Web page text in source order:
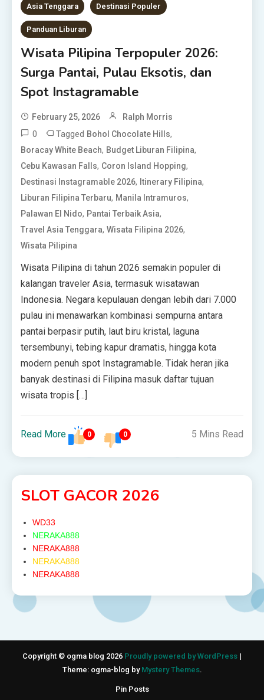
Asia Tenggara Destinasi Populer
Panduan Liburan
Wisata Pilipina Terpopuler 2026:
Surga Pantai, Pulau Eksotis, dan
Spot Instagramable
February 25, 2026 Ralph Morris
0 Tagged Bohol Chocolate Hills,
Boracay White Beach, Budget Liburan Filipina,
Cebu Kawasan Falls, Coron Island Hopping,
Destinasi Instagramable 2026, Itinerary Filipina,
Liburan Filipina Terbaru, Manila Intramuros,
Palawan El Nido, Pantai Terbaik Asia,
Travel Asia Tenggara,Wisata Filipina 2026,
Wisata Pilipina
Wisata Pilipina di tahun 2026 semakin populer di
kalangan traveler Asia, termasuk wisatawan
Indonesia. Negara kepulauan dengan lebih dari 7.000
pulau ini menawarkan kombinasi sempurna antara
pantai berpasir putih, laut biru kristal, laguna
tersembunyi, tebing kapur dramatis, hingga kota
modern penuh spot Instagramable. Tidak heran jika
banyak destinasi di Filipina masuk daftar tujuan
wisata tropis […]
Read More 0 0 5 Mins Read
SLOT GACOR 2026
WD33
NERAKA888
NERAKA888
NERAKA888
NERAKA888
Copyright © ogma blog 2026 Proudly powered by WordPress |
Theme: ogma-blog by Mystery Themes.
Pin Posts